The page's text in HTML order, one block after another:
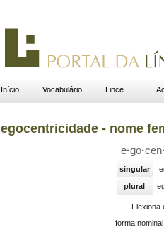
Início Vocabulário Lince
egocentricidade - nome
e·go·cen
singular
plural
Flexiona
forma